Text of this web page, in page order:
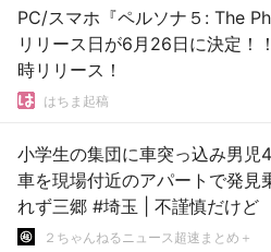
PC/スマホ『ペルソナ５: The
リリース日が6月26日に決定！
時リリース！
はちま起稿
小学生の集団に車突っ込み男児
車を現場付近のアパートで発見
れず三郷 #埼玉 | 不謹慎だけど
２ちゃんねるニュース超速まとめ＋